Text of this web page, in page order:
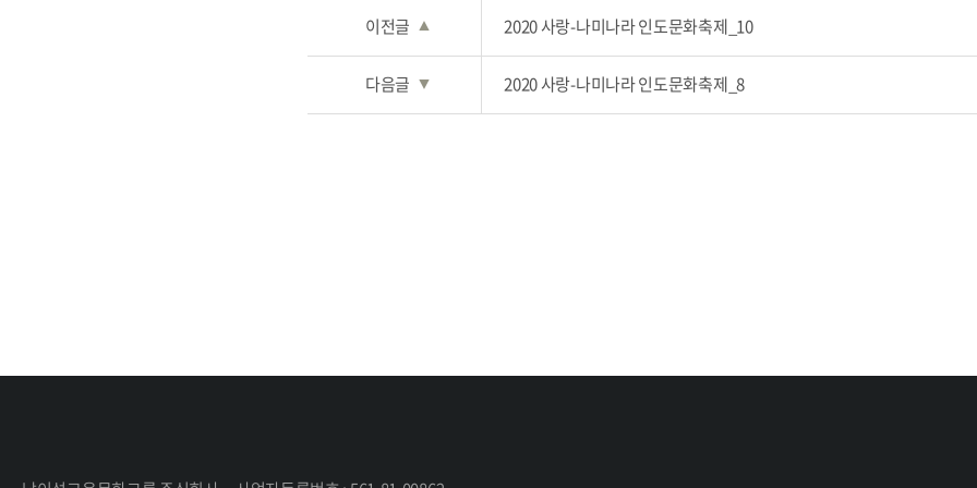
이전글 ▲ 2020 사랑-나미나라 인도문화축제_10
다음글 ▼ 2020 사랑-나미나라 인도문화축제_8